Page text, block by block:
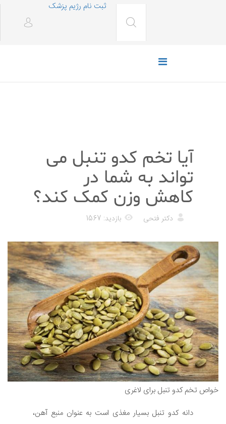
ثبت نام رژیم پزشک
آیا تخم کدو تنبل می
تواند به شما در
کاهش وزن کمک کند؟
دکتر فتحی بازدید: 1567
خواص تخم کدو تنبل برای لاغری
دانه کدو تنبل بسیار مغذی است به عنوان منبع آهن،